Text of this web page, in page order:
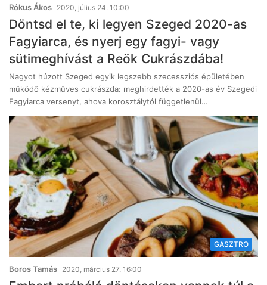
Rókus Ákos 2020, július 24. 10:00
Döntsd el te, ki legyen Szeged 2020-as
Fagyiarca, és nyerj egy fagyi- vagy
sütimeghívást a Reök Cukrászdába!
Nagyot húzott Szeged egyik legszebb szecessziós épületében
működő kézműves cukrászda: meghirdették a 2020-as év Szegedi
Fagyiarca versenyt, ahova korosztálytól függetlenül…
GASZTRO
Boros Tamás 2020, március 27. 16:00